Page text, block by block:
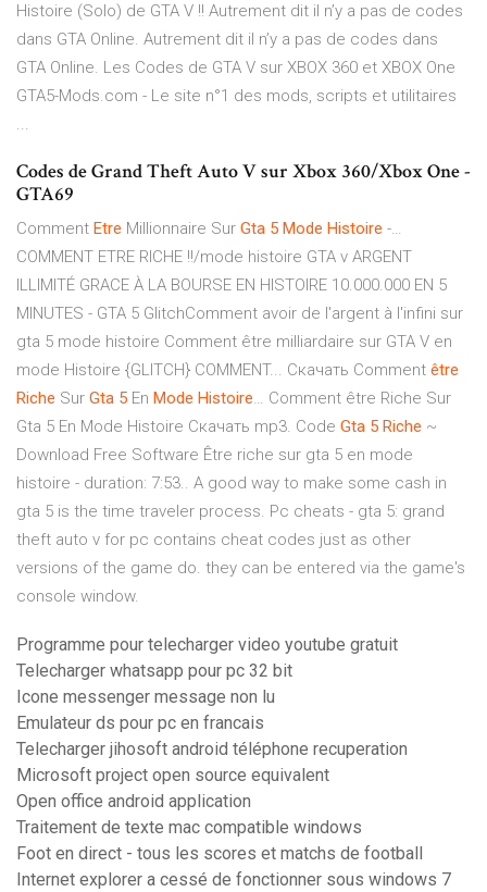
Histoire (Solo) de GTA V !! Autrement dit il n’y a pas de codes
dans GTA Online. Autrement dit il n’y a pas de codes dans
GTA Online. Les Codes de GTA V sur XBOX 360 et XBOX One
GTA5-Mods.com - Le site n°1 des mods, scripts et utilitaires
...
Codes de Grand Theft Auto V sur Xbox 360/Xbox One -
GTA69
Comment Etre Millionnaire Sur Gta 5 Mode Histoire -…
COMMENT ETRE RICHE !!/mode histoire GTA v ARGENT
ILLIMITÉ GRACE À LA BOURSE EN HISTOIRE 10.000.000 EN 5
MINUTES - GTA 5 GlitchComment avoir de l'argent à l'infini sur
gta 5 mode histoire Comment être milliardaire sur GTA V en
mode Histoire {GLITCH} COMMENT... Скачать Comment être
Riche Sur Gta 5 En Mode Histoire… Comment être Riche Sur
Gta 5 En Mode Histoire Скачать mp3. Code Gta 5 Riche ~
Download Free Software Être riche sur gta 5 en mode
histoire - duration: 7:53.. A good way to make some cash in
gta 5 is the time traveler process. Pc cheats - gta 5: grand
theft auto v for pc contains cheat codes just as other
versions of the game do. they can be entered via the game's
console window.
Programme pour telecharger video youtube gratuit
Telecharger whatsapp pour pc 32 bit
Icone messenger message non lu
Emulateur ds pour pc en francais
Telecharger jihosoft android téléphone recuperation
Microsoft project open source equivalent
Open office android application
Traitement de texte mac compatible windows
Foot en direct - tous les scores et matchs de football
Internet explorer a cessé de fonctionner sous windows 7